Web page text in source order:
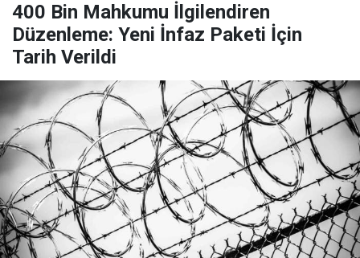
400 Bin Mahkumu İlgilendiren
Düzenleme: Yeni İnfaz Paketi İçin
Tarih Verildi